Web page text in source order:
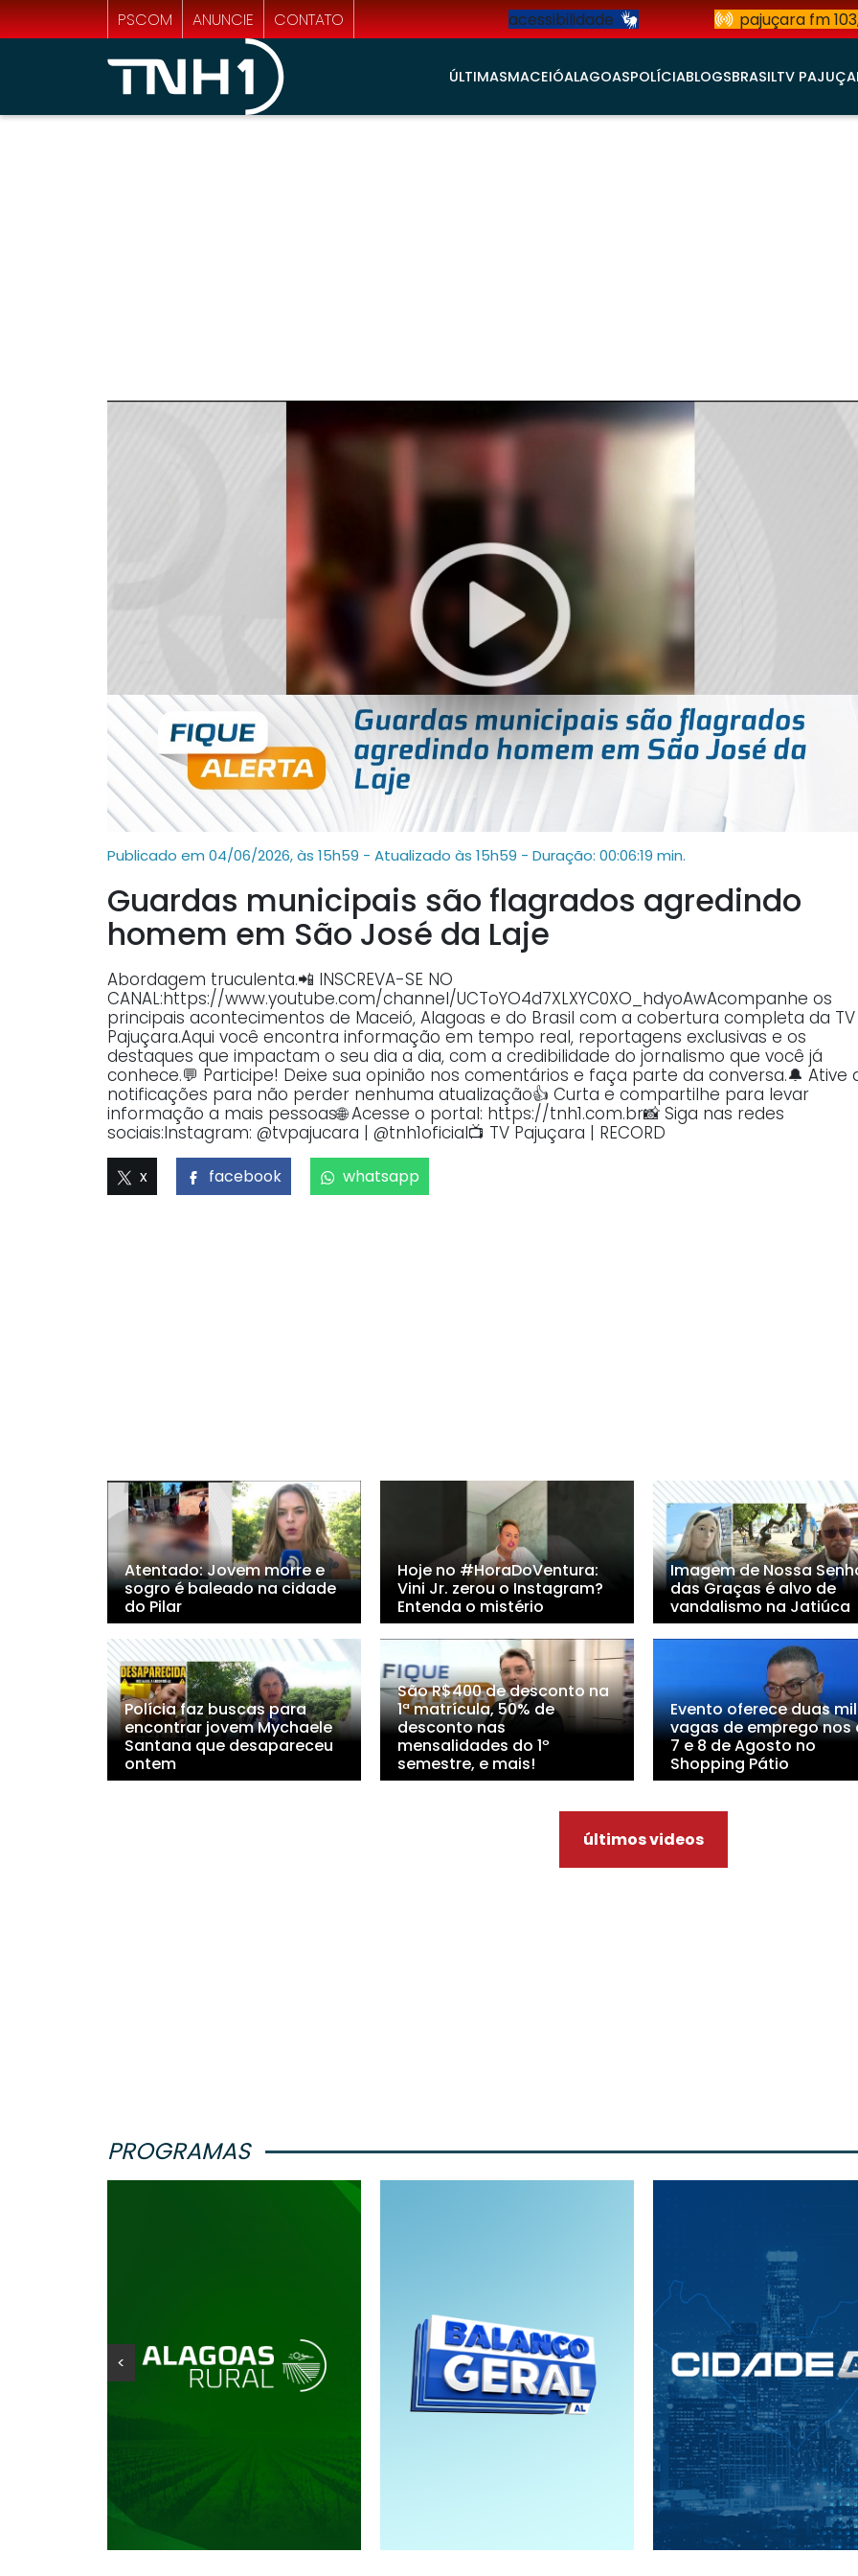
PSCOM ANUNCIE CONTATO acessibilidade pajuçara fm
ÚLTIMASMACEIÓALAGOASPOLÍCIABLOGSBRASILTV
Publicado em 04/06/2026, às 15h59 - Atualizado às 15h59 - Duração: 00:06:19 min.
Guardas municipais são flagrados agredindo
homem em São José da Laje
Abordagem truculenta.📲 INSCREVA-SE NO
CANAL:https://www.youtube.com/channel/UCToYO4d7XLXYC0XO_hdyoAwAcompanhe os
principais acontecimentos de Maceió, Alagoas e do Brasil com a cobertura completa da TV
Pajuçara.Aqui você encontra informação em tempo real, reportagens exclusivas e os
destaques que impactam o seu dia a dia, com a credibilidade do jornalismo que você já
conhece.💬 Participe! Deixe sua opinião nos comentários e faça parte da conversa.🔔 Ative
notificações para não perder nenhuma atualização👍 Curta e compartilhe para levar
informação a mais pessoas🌐 Acesse o portal: https://tnh1.com.br📸 Siga nas redes
sociais:Instagram: @tvpajucara | @tnh1oficial📺 TV Pajuçara | RECORD
x facebook whatsapp
Atentado: Jovem morre e
sogro é baleado na cidade
do Pilar
Hoje no #HoraDoVentura:
Vini Jr. zerou o Instagram?
Entenda o mistério
Imagem de Nossa
das Graças é alvo de
vandalismo na Jatiúca
Polícia faz buscas para
encontrar jovem Mychaele
Santana que desapareceu
ontem
São R$400 de desconto na
1ª matrícula, 50% de
desconto nas
mensalidades do 1º
semestre, e mais!
Evento oferece duas mil
vagas de emprego nos
7 e 8 de Agosto no
Shopping Pátio
últimos videos
PROGRAMAS
<